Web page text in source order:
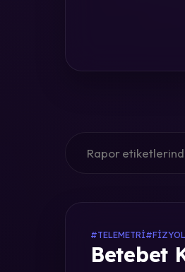
#TELEMETRI
Betebet